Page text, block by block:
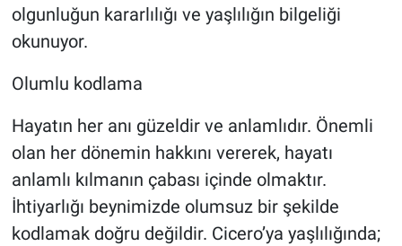
olgunluğun kararlılığı ve yaşlılığın bilgeliği
okunuyor.
Olumlu kodlama
Hayatın her anı güzeldir ve anlamlıdır. Önemli
olan her dönemin hakkını vererek, hayatı
anlamlı kılmanın çabası içinde olmaktır.
İhtiyarlığı beynimizde olumsuz bir şekilde
kodlamak doğru değildir. Cicero’ya yaşlılığında;